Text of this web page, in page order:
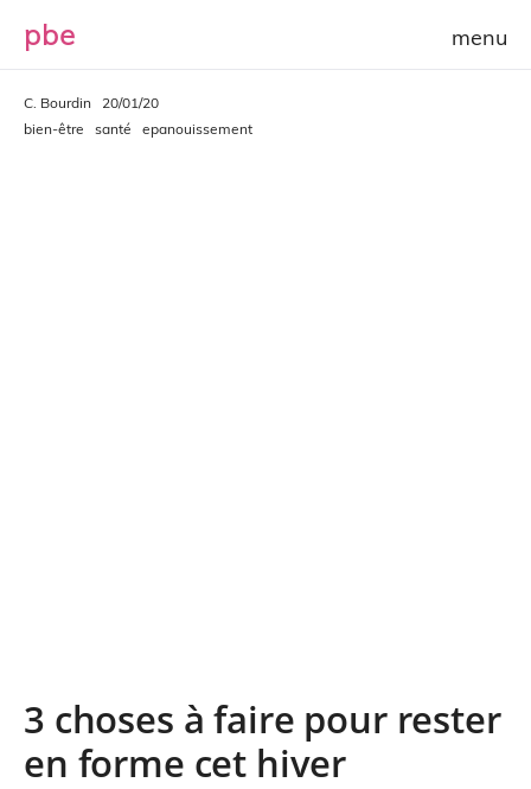
pbe
C. Bourdin
20/01/20
bien-être
santé epanouissement
3 choses à faire pour rester
en forme cet hiver